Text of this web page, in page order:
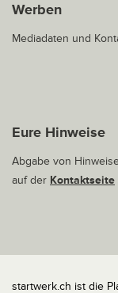
Werben
Mediadaten und
Eure Hinweise
Abgabe von
auf der Kontaktseite
startwerk.ch ist die